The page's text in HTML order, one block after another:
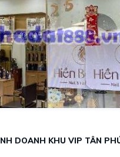
DOANH KHU VIP TÂN